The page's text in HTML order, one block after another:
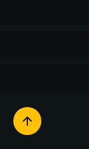
Romance